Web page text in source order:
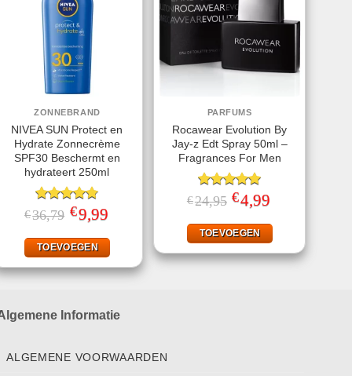
ZONNEBRAND
NIVEA SUN Protect en
Hydrate Zonnecrème
SPF30 Beschermt en
hydrateert 250ml
Gewaardeerd
4.78 uit 5
€36,79 Oorspronkelijke
prijs
€36,79.
€9,99Huidige
€9,99.
TOEVOEGEN
PARFUMS
Rocawear Evolution By
Jay-z Edt Spray 50ml –
Fragrances For Men
Gewaardeerd
5.00uit 5
€24,95 Oorspronkelijke
prijs
€24,95.
€4,99
€4,99.
TOEVOEGEN
Informatie
ALGEMENE VOORWAARDEN